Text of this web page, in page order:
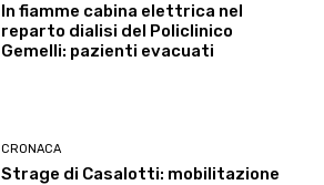
In fiamme cabina elettrica nel
reparto dialisi del Policlinico
Gemelli: pazienti evacuati
CRONACA
Strage di Casalotti: mobilitazione